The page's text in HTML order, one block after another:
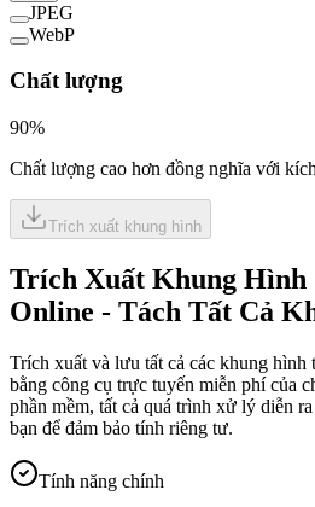
JPEG
WebP
Chất lượng
90%
Chất lượng cao hơn đồng nghĩa với
Trích xuất khung hình
Trích Xuất Khung
Online - Tách Tất Cả
Trích xuất và lưu tất cả các khung
bằng công cụ trực tuyến miễn phí của
phần mềm, tất cả quá trình xử lý diễn
bạn để đảm bảo tính riêng tư.
Tính năng chính